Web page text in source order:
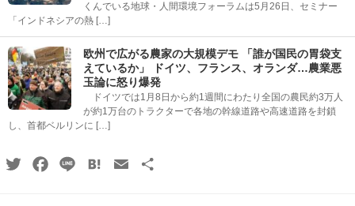
くんでいる地球・人間環境フォーラムは5月26日、セミナー
「インドネシアの熱 […]
欧州で広がる農家の大規模デモ 「誰が国民の胃袋支
えているか」 ドイツ、フランス、オランダ…農業悪
玉論に怒り爆発
ドイツでは1月8日から約1週間にわたり全国の農民約3万人
が約1万台のトラクターで各地の幹線道路や高速道路を封鎖
し、首都ベルリンに […]
TwitterFacebook
Line HatenaEmail